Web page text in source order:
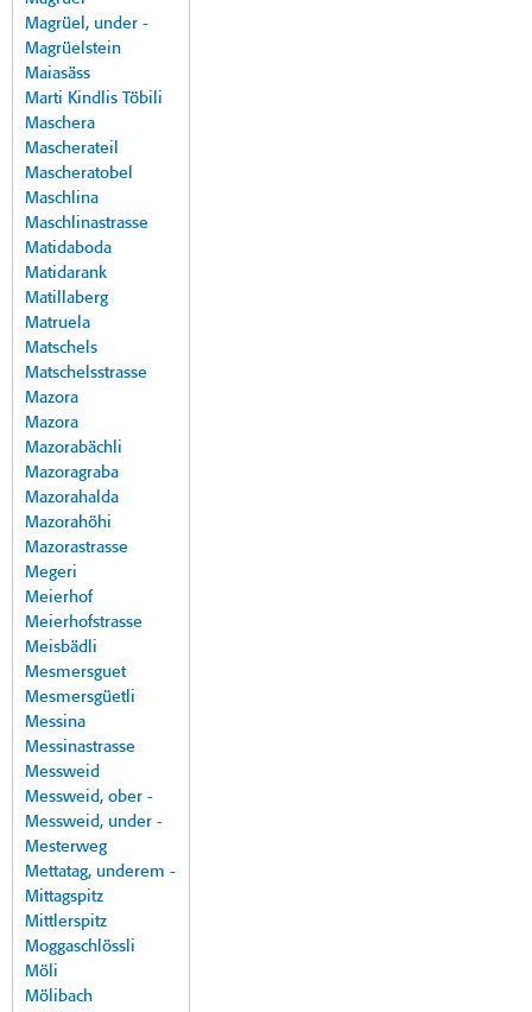
Magrüel, under -
Magrüelstein
Maiasäss
Marti Kindlis Töbili
Maschera
Mascherateil
Mascheratobel
Maschlina
Maschlinastrasse
Matidaboda
Matidarank
Matillaberg
Matruela
Matschels
Matschelsstrasse
Mazora
Mazora
Mazorabächli
Mazoragraba
Mazorahalda
Mazorahöhi
Mazorastrasse
Megeri
Meierhof
Meierhofstrasse
Meisbädli
Mesmersguet
Mesmersgüetli
Messina
Messinastrasse
Messweid
Messweid, ober -
Messweid, under -
Mesterweg
Mettatag, underem -
Mittagspitz
Mittlerspitz
Moggaschlössli
Möli
Mölibach